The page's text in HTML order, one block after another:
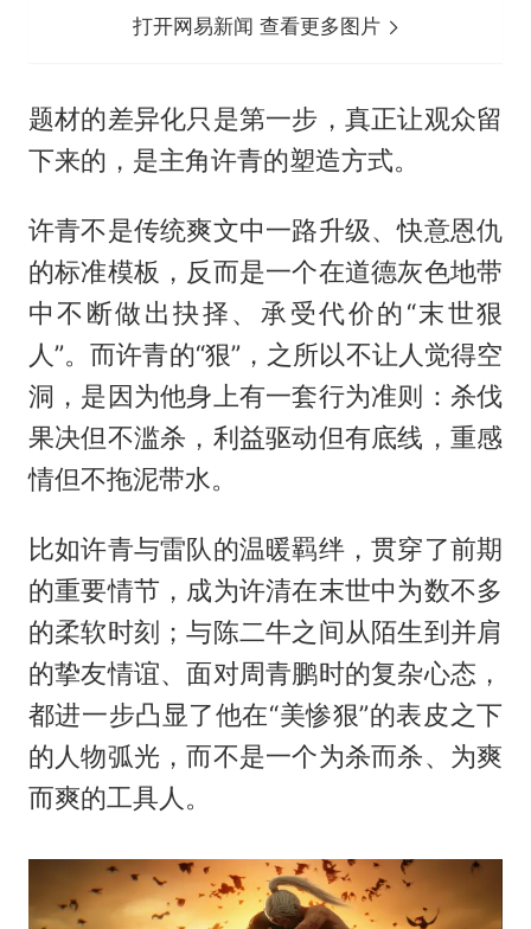
打开网易新闻 查看更多图片
题材的差异化只是第一步，真正让观众留
下来的，是主角许青的塑造方式。
许青不是传统爽文中一路升级、快意恩仇
的标准模板，反而是一个在道德灰色地带
中不断做出抉择、承受代价的“末世狠
人”。而许青的“狠”，之所以不让人觉得空
洞，是因为他身上有一套行为准则：杀伐
果决但不滥杀，利益驱动但有底线，重感
情但不拖泥带水。
比如许青与雷队的温暖羁绊，贯穿了前期
的重要情节，成为许清在末世中为数不多
的柔软时刻；与陈二牛之间从陌生到并肩
的挚友情谊、面对周青鹏时的复杂心态，
都进一步凸显了他在“美惨狠”的表皮之下
的人物弧光，而不是一个为杀而杀、为爽
而爽的工具人。